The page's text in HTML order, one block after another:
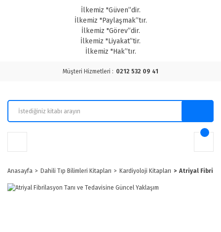
İlkemiz "Güven”dir.
İlkemiz "Paylaşmak”tır.
İlkemiz "Görev”dir.
İlkemiz "Liyakat”tir.
İlkemiz "Hak”tır.
Müşteri Hizmetleri : 0212 532 09 41
Anasayfa Dahili Tıp Bilimleri Kitapları Kardiyoloji Kitapları Atriyal